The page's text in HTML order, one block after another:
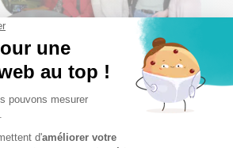
la formation